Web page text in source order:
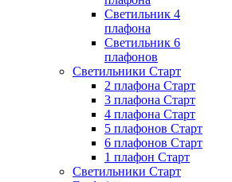
Светильник 4
плафона
Светильник 6
плафонов
Светильники Старт
2 плафона Старт
3 плафона Старт
4 плафона Старт
5 плафонов Старт
6 плафонов Старт
1 плафон Старт
Светильники Старт